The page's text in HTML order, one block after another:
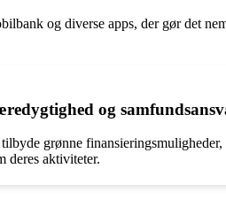
og diverse apps, der gør det
og
grønne
deres aktiviteter.